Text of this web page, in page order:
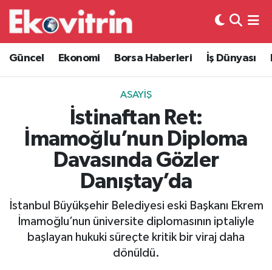
Güncel Ekonomi Borsa Haberleri İş Dünyası
ASAYIŞ
İstinaftan Ret:
İmamoğlu’nun Diploma
Davasında Gözler
Danıştay’da
İstanbul Büyükşehir Belediyesi eski Başkanı Ekrem
İmamoğlu’nun üniversite diplomasının iptaliyle
başlayan hukuki süreçte kritik bir viraj daha
dönüldü.
Güncel
Ekonomi
Borsa Haberleri
İş Dünyası
Lojistik
Otovitrin
Asayiş
Hava Durumu
Trafik Durumu
Süper Lig Puan Durumu ve Fikstür
Tüm Manşetler
Son Dakika Haberleri
Haber Arşivi